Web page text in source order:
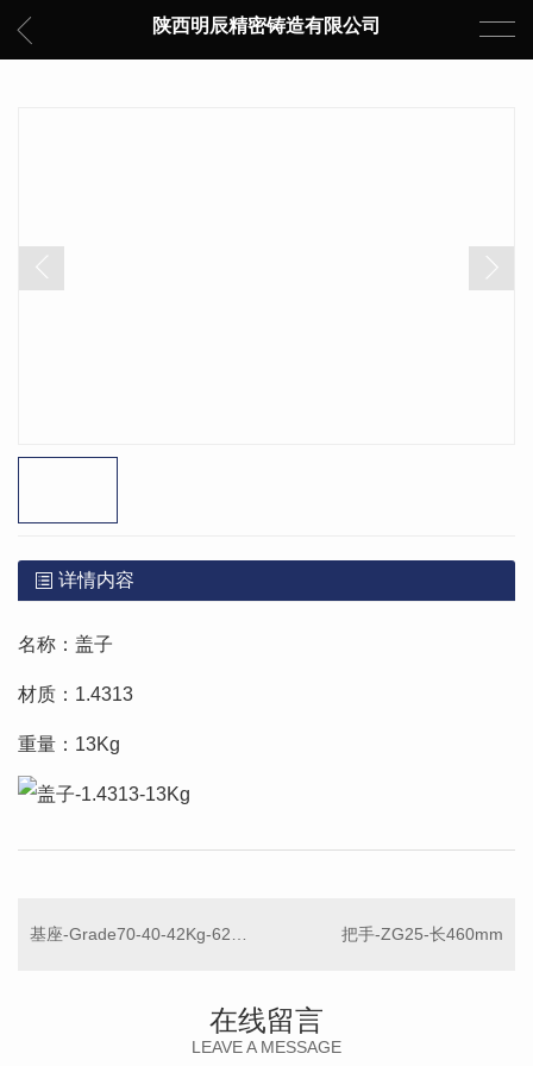
陕西明辰精密铸造有限公司
详情内容
名称：盖子
材质：1.4313
重量：13Kg
把手-ZG25-长460mm
在线留言
LEAVE A MESSAGE